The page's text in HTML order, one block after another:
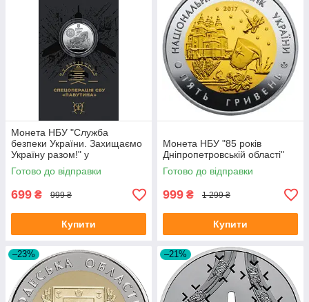
Монета НБУ "Служба
безпеки України. Захищаємо
Україну разом!" у
сувенірному пакованні
Готово до відправки
699 ₴ 999 ₴
Купити
Монета НБУ "85 років
Дніпропетровській області"
Готово до відправки
999 ₴ 1 299 ₴
Купити
–23% –21%